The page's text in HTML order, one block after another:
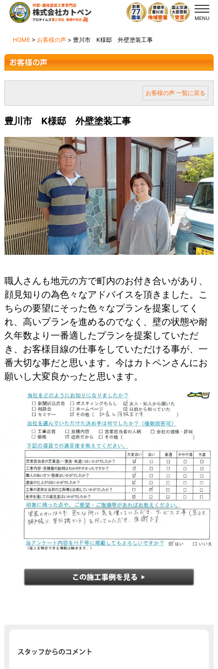
MENU
HOME > お客様の声 > 豊川市 K様邸 外壁塗装工事
お客様の声 一覧に戻る
豊川市 K様邸 外壁塗装工事
職人さんも地元の方で町内のお付き合いがあり、
顔見知りの為色々なアドバイスを頂きました。こ
ちらの要望にそった色々なプランを提案してく
れ、高いプランを進めるのでなく、壁の状態や耐
久年数より一番適したプランを提案していただ
き、お客様目線の仕事をしていただける事が、一
番大切な事だと思います。今はカトペンさんにお
願いし大変良かったと思います。